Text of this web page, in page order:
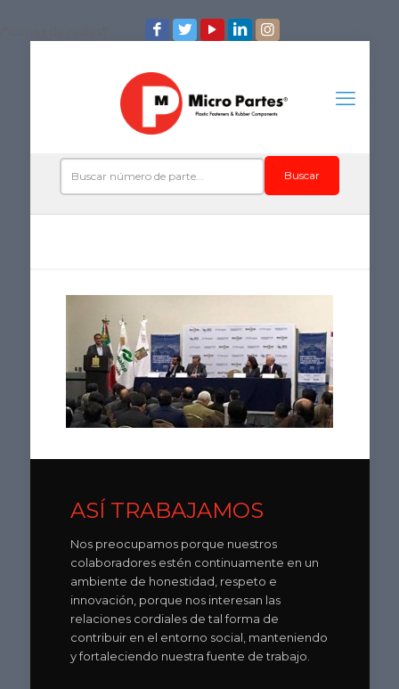
Buscar
ASÍ TRABAJAMOS
Nos preocupamos porque nuestros
colaboradores estén continuamente en un
ambiente de honestidad, respeto e
innovación, porque nos interesan las
relaciones cordiales de tal forma de
contribuir en el entorno social, manteniendo
y fortaleciendo nuestra fuente de trabajo.